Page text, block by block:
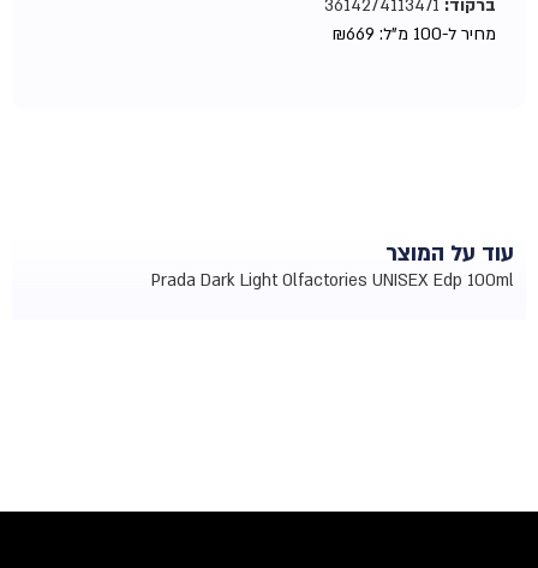
ברקוד:3614274113471
מחיר ל-100 מ"ל:
₪669
עוד על המוצר
Prada Dark Light Olfactories UNISEX Edp 100ml